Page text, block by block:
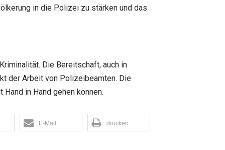
in die Polizei zu stärken und das
Die Bereitschaft, auch in
der Arbeit von Polizeibeamten. Die
in Hand gehen können.
E-Mail drucken